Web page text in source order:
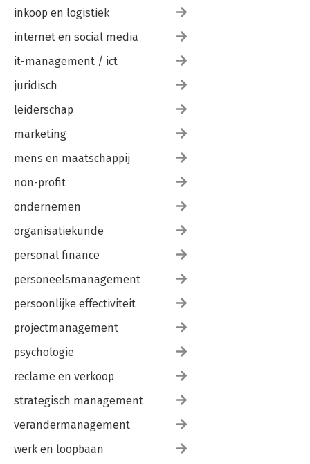
inkoop en logistiek
internet en social media
it-management / ict
juridisch
leiderschap
marketing
mens en maatschappij
non-profit
ondernemen
organisatiekunde
personal finance
personeelsmanagement
persoonlijke effectiviteit
projectmanagement
psychologie
reclame en verkoop
strategisch management
verandermanagement
werk en loopbaan